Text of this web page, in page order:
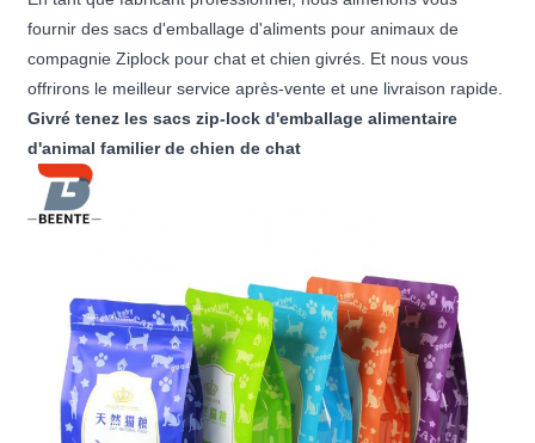
fournir des sacs d'emballage d'aliments pour animaux de
compagnie Ziplock pour chat et chien givrés. Et nous vous
offrirons le meilleur service après-vente et une livraison rapide.
Givré tenez les sacs zip-lock d'emballage alimentaire
d'animal familier de chien de chat